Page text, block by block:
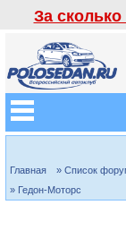
За
Главная » Список
» Гедон-Моторс